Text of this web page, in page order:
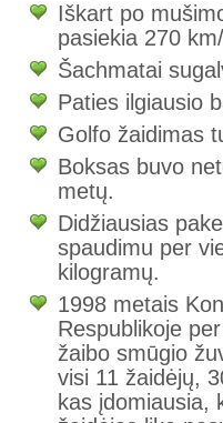
Iškart po
pasiekia 270
Šachmatai
Paties ilgiausio
Golfo žaidimas
Boksas buvo
metų.
Didžiausias
spaudimu per
kilogramų.
1998 metais
Respublikoje
žaibo smūgio
visi 11 žaidėjų,
kas įdomiausia,